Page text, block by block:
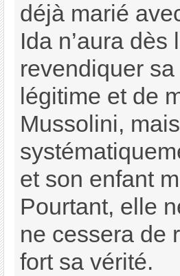
déjà marié
Ida n’aura
revendiquer
légitime et de
Mussolini,
et son enfant
Pourtant, elle
ne cessera de
fort sa vérité.